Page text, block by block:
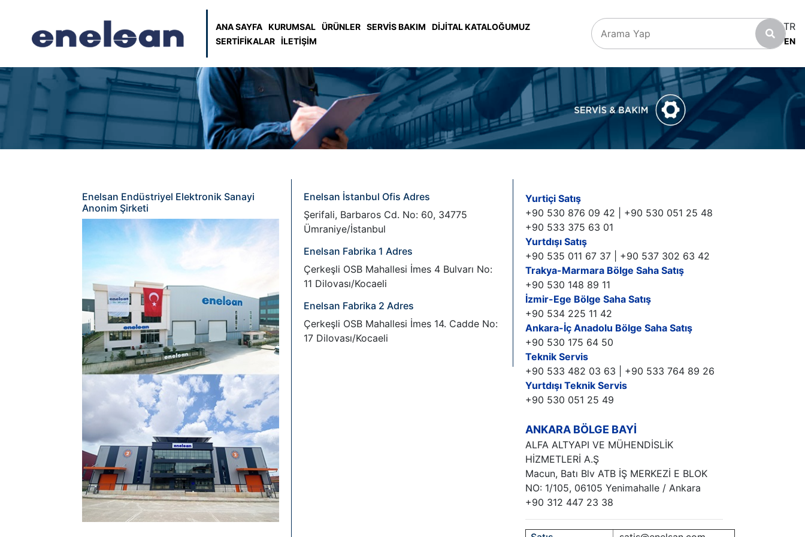
ANA SAYFA KURUMSAL ÜRÜNLER SERVIS BAKIM
DİJİTAL KATALOĞUMUZ
SERTİFİKALAR İLETIŞIM
TR
EN
Enelsan Endüstriyel Elektronik Sanayi
Anonim Şirketi
Enelsan İstanbul Ofis Adres
Şerifali, Barbaros Cd. No: 60, 34775
Ümraniye/İstanbul
Enelsan Fabrika 1 Adres
Çerkeşli OSB Mahallesi İmes 4 Bulvarı No:
11 Dilovası/Kocaeli
Enelsan Fabrika 2 Adres
Çerkeşli OSB Mahallesi İmes 14. Cadde No:
17 Dilovası/Kocaeli
Yurtiçi Satış
+90 530 876 09 42 | +90 530 051 25 48
+90 533 375 63 01
Yurtdışı Satış
+90 535 011 67 37 | +90 537 302 63 42
Trakya-Marmara Bölge Saha Satış
+90 530 148 89 11
İzmir-Ege Bölge Saha Satış
+90 534 225 11 42
Ankara-İç Anadolu Bölge Saha Satış
+90 530 175 64 50
Teknik Servis
+90 533 482 03 63 | +90 533 764 89 26
Yurtdışı Teknik Servis
+90 530 051 25 49
ANKARA BÖLGE BAYİ
ALFA ALTYAPI VE MÜHENDİSLİK
HİZMETLERİ A.Ş
Macun, Batı Blv ATB İŞ MERKEZİ E BLOK
NO: 1/105, 06105 Yenimahalle / Ankara
+90 312 447 23 38